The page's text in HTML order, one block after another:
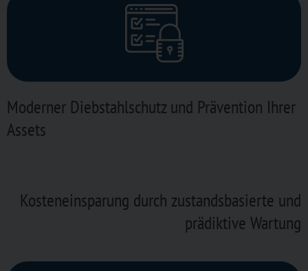
Moderner Diebstahlschutz und Prävention Ihrer
Assets
Kosteneinsparung durch zustandsbasierte und
prädiktive Wartung